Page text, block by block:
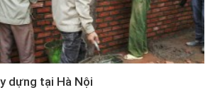
dựng tại Hà Nội